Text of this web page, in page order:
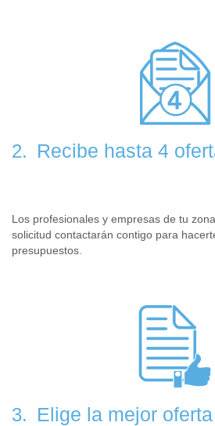
2. Recibe hasta 4
Los profesionales y empresas de tu
solicitud contactarán contigo para
presupuestos.
3. Elige la mejor oferta